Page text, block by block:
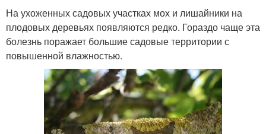
На ухоженных садовых участках мох и лишайники на
плодовых деревьях появляются редко. Гораздо чаще эта
болезнь поражает большие садовые территории с
повышенной влажностью.